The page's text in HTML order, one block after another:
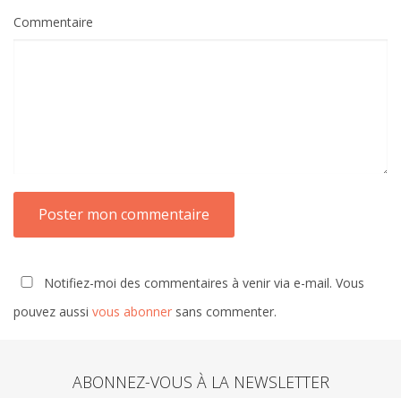
Commentaire
Notifiez-moi des commentaires à venir via e-mail. Vous
pouvez aussi vous abonner sans commenter.
ABONNEZ-VOUS À LA NEWSLETTER